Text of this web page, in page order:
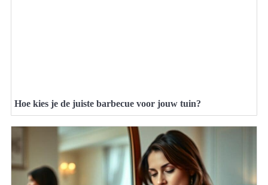
Hoe kies je de juiste barbecue voor jouw tuin?